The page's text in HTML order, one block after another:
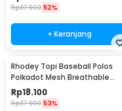
Rp37.900 52%
+ Keranjang
Rhodey Topi Baseball Polos
Polkadot Mesh Breathable
Katun Poliester - MZ237
Rp18.100
Rp37.900 53%